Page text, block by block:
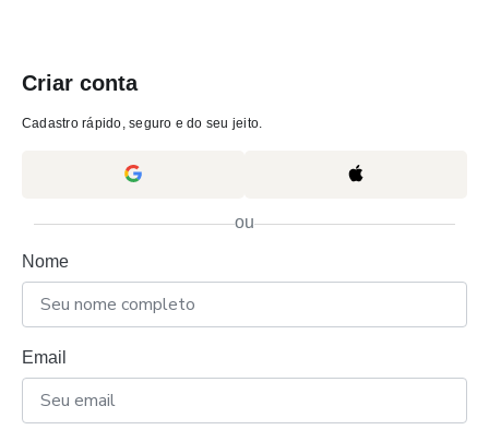
Criar conta
Cadastro rápido, seguro e do seu jeito.
ou
Nome
Email